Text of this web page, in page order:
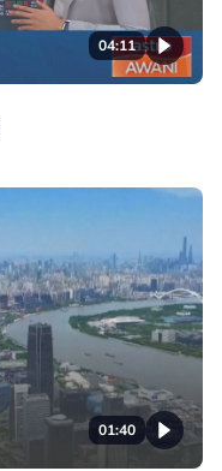
04:11
01:40